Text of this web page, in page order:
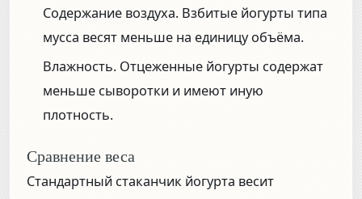
Содержание воздуха. Взбитые йогурты типа
мусса весят меньше на единицу объёма.
Влажность. Отцеженные йогурты содержат
меньше сыворотки и имеют иную
плотность.
Сравнение веса
Стандартный стаканчик йогурта весит